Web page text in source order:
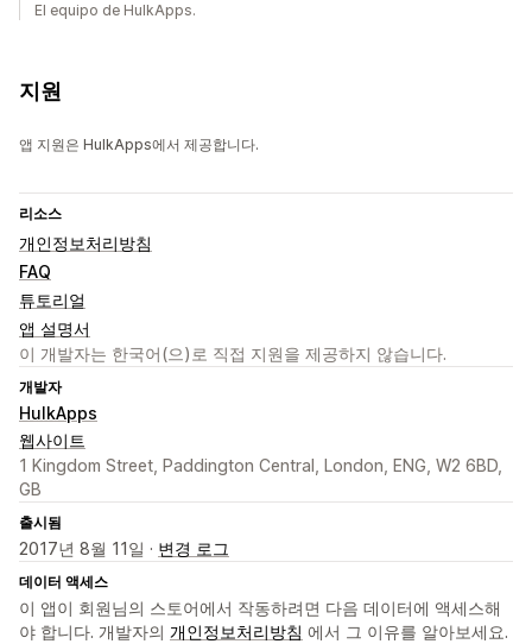
El equipo de HulkApps.
지원
앱 지원은 HulkApps에서 제공합니다.
리소스
개인정보처리방침
FAQ
튜토리얼
앱 설명서
이 개발자는 한국어(으)로 직접 지원을 제공하지 않습니다.
개발자
HulkApps
웹사이트
1 Kingdom Street, Paddington Central, London, ENG, W2 6BD,
GB
출시됨
2017년 8월 11일 · 변경 로그
데이터 액세스
이 앱이 회원님의 스토어에서 작동하려면 다음 데이터에 액세스해
야 합니다. 개발자의 개인정보처리방침 에서 그 이유를 알아보세요.